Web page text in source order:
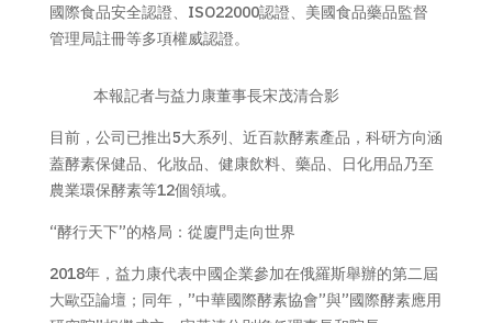
國際食品安全認證、ISO22000認證、美國食品藥品監督
管理局註冊等多項權威認證。
本報記者与益力康董事長宋茂清合影
目前，公司已推出5大系列、近百款酵素產品，科研方向涵
蓋酵素保健品、化妝品、健康飲料、藥品、日化用品乃至
農業環保酵素等12個領域。
“酵行天下”的格局：從廈門走向世界
2018年，益力康代表中國企業參加在俄羅斯舉辦的第二屆
大歐亞論壇；同年，”中華國際酵素協會”與”國際酵素應用